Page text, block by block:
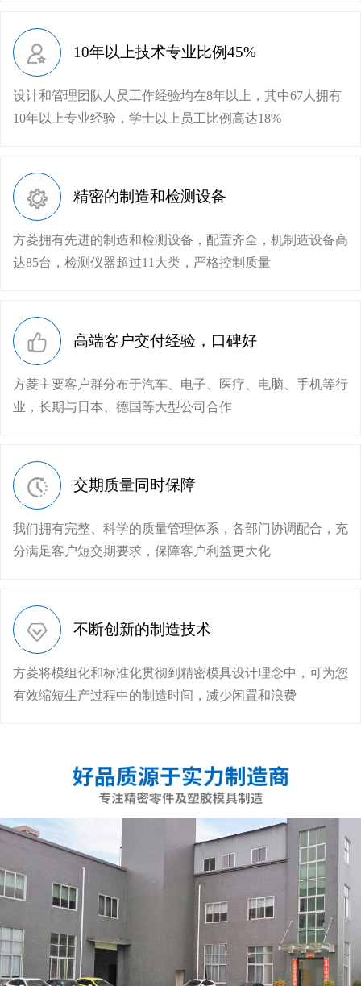
10年以上技术专业比例45%
设计和管理团队人员工作经验均在8年以上，其中67人拥有
10年以上专业经验，学士以上员工比例高达18%
精密的制造和检测设备
方菱拥有先进的制造和检测设备，配置齐全，机制造设备高
达85台，检测仪器超过11大类，严格控制质量
高端客户交付经验，口碑好
方菱主要客户群分布于汽车、电子、医疗、电脑、手机等行
业，长期与日本、德国等大型公司合作
交期质量同时保障
我们拥有完整、科学的质量管理体系，各部门协调配合，充
分满足客户短交期要求，保障客户利益更大化
不断创新的制造技术
方菱将模组化和标准化贯彻到精密模具设计理念中，可为您
有效缩短生产过程中的制造时间，减少闲置和浪费